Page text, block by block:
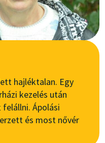
hajléktalan. Egy
kezelés után
Ápolási
és most nővér